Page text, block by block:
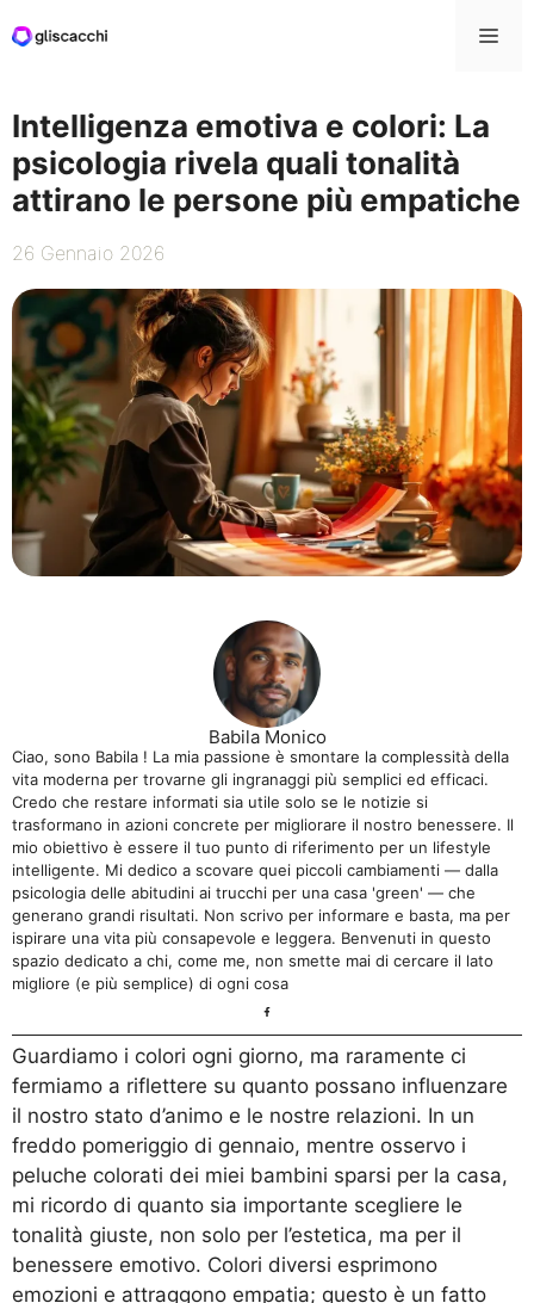
al
Intelligenza emotiva e colori: La
psicologia rivela quali tonalità
attirano le persone più empatiche
26 Gennaio 2026
Babila Monico
Ciao, sono Babila ! La mia passione è smontare la complessità della
vita moderna per trovarne gli ingranaggi più semplici ed efficaci.
Credo che restare informati sia utile solo se le notizie si
trasformano in azioni concrete per migliorare il nostro benessere. Il
mio obiettivo è essere il tuo punto di riferimento per un lifestyle
intelligente. Mi dedico a scovare quei piccoli cambiamenti — dalla
psicologia delle abitudini ai trucchi per una casa 'green' — che
generano grandi risultati. Non scrivo per informare e basta, ma per
ispirare una vita più consapevole e leggera. Benvenuti in questo
spazio dedicato a chi, come me, non smette mai di cercare il lato
migliore (e più semplice) di ogni cosa
Guardiamo i colori ogni giorno, ma raramente ci
fermiamo a riflettere su quanto possano influenzare
il nostro stato d’animo e le nostre relazioni. In un
freddo pomeriggio di gennaio, mentre osservo i
peluche colorati dei miei bambini sparsi per la casa,
mi ricordo di quanto sia importante scegliere le
tonalità giuste, non solo per l’estetica, ma per il
benessere emotivo. Colori diversi esprimono
emozioni e attraggono empatia; questo è un fatto